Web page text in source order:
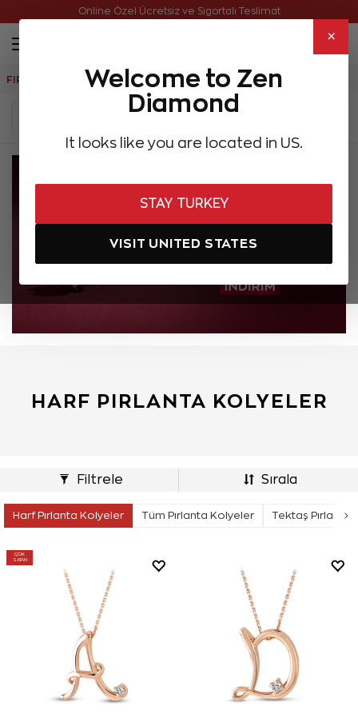
×
Welcome to Zen
Diamond
It looks like you are located in US.
STAY TURKEY
VISIT UNITED STATES
Online Özel Ücretsiz ve Sigortalı Teslimat
FIRSATLAR Aynı Gün Kargo Çok Satanlar Hediye Önerileri
HARF PIRLANTA KOLYELER
Filtrele Sırala
Tüm Pırlanta Kolyeler Tektaş Pırlanta
Harf Pırlanta Kolyeler
ÇOK
SATAN